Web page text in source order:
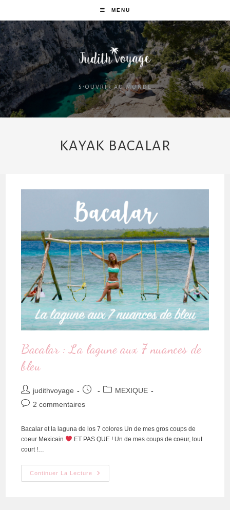
MENU
S'OUVRIR AU MONDE
KAYAK BACALAR
Bacalar : La lagune aux 7 nuances de
bleu
judithvoyage
MEXIQUE
2 commentaires
Bacalar et la laguna de los 7 colores Un de mes gros coups de
coeur Mexicain
ET PAS QUE ! Un de mes coups de coeur, tout
court !…
Continuer La Lecture